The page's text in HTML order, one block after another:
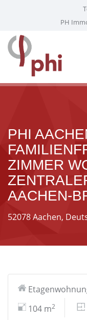
PH
PHI
ZIMMER
AACHEN-
52078 Aachen,
104 m2